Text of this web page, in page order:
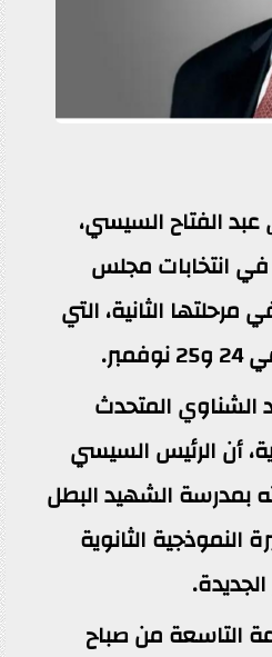
الفتاح السيسي،
في انتخابات مجلس
لعام 2025، في مرحلتها الثانية، التي
المتحدث
أن الرئيس السيسي
بمدرسة الشهيد البطل
الثانوية
التاسعة من صباح